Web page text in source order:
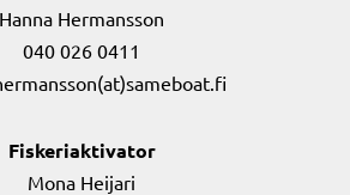
Hanna Hermansson
040 026 0411
Fiskeriaktivator
Mona Heijari